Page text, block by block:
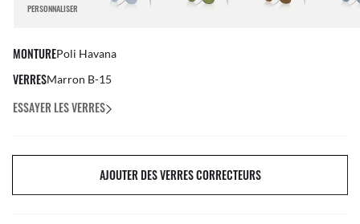
PERSONNALISER
MONTUREPoli Havana
VERRESMarron B-15
ESSAYER LES VERRES
AJOUTER DES VERRES CORRECTEURS